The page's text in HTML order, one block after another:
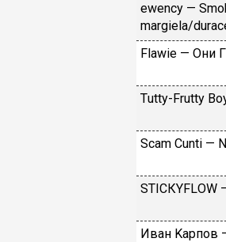
​еwеnсy —
mаrgiеlа/
Flаwiе — Oни
Тutty-Frutty
Sсаm Сunti —
SТIСКYFLОW
Ивaн Kapпoв